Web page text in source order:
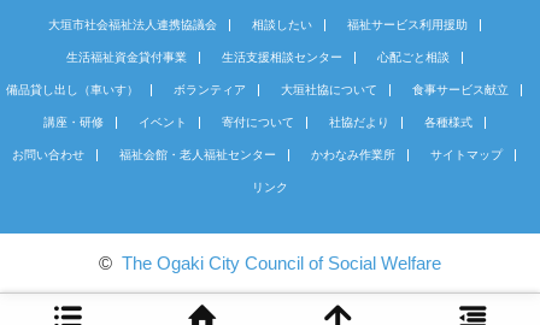
大垣市社会福祉法人連携協議会 相談したい 福祉サービス利用援助
生活福祉資金貸付事業 生活支援相談センター 心配ごと相談
備品貸し出し（車いす） ボランティア 大垣社協について 食事サービス献立
講座・研修 イベント 寄付について 社協だより 各種様式
お問い合わせ 福祉会館・老人福祉センター かわなみ作業所 サイトマップ
リンク
© The Ogaki City Council of Social Welfare